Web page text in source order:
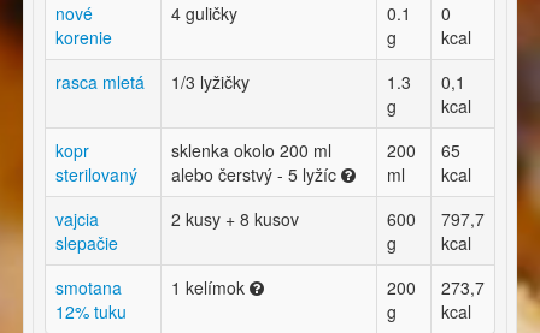
nové
korenie
4 guličky
0.1
g
0
kcal
rasca mletá
1/3 lyžičky
1.3
g
0,1
kcal
kopr
sterilovaný
sklenka okolo 200 ml
alebo čerstvý - 5 lyžíc
200
ml
65
kcal
vajcia
slepačie
2 kusy + 8 kusov
600
g
797,7
kcal
smotana
12% tuku
1 kelímok
200
g
273,7
kcal